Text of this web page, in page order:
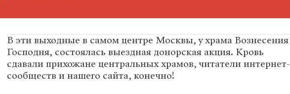
В эти выходные в самом центре Москвы, у храма Вознесения
Господня, состоялась выездная донорская акция. Кровь
сдавали прихожане центральных храмов, читатели интернет-
сообществ и нашего сайта, конечно!